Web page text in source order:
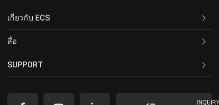
เกี่ยวกับ ECS
สื่อ
SUPPORT